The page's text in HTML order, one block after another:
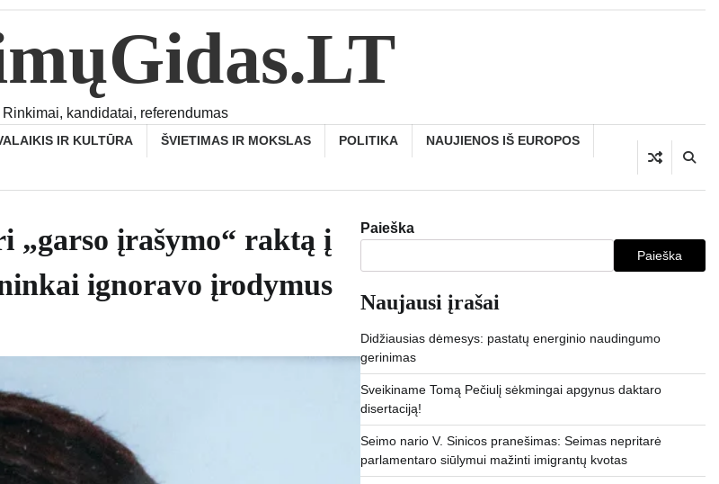
Rinkimai, kandidatai, referendumas
IR KULTŪRA ŠVIETIMAS IR MOKSLAS POLITIKA NAUJIENOS IŠ EUROPOS
„garso įrašymo“ raktą į
ignoravo įrodymus
Paieška
Paieška
Naujausi įrašai
Didžiausias dėmesys: pastatų energinio naudingumo
gerinimas
Sveikiname Tomą Pečiulį sėkmingai apgynus daktaro
disertaciją!
Seimo nario V. Sinicos pranešimas: Seimas nepritarė
parlamentaro siūlymui mažinti imigrantų kvotas